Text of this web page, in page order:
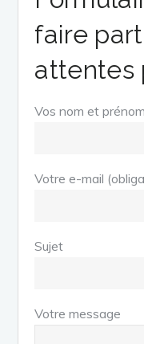
faire
attentes
Vos nom et
Votre e-mail
Sujet
Votre message